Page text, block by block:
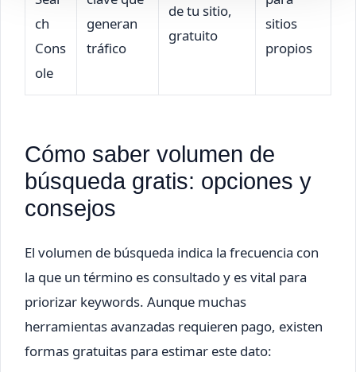
ch
Cons
ole
generan
tráfico
de tu sitio,
gratuito
sitios
propios
Cómo saber volumen de
búsqueda gratis: opciones y
consejos
El volumen de búsqueda indica la frecuencia con
la que un término es consultado y es vital para
priorizar keywords. Aunque muchas
herramientas avanzadas requieren pago, existen
formas gratuitas para estimar este dato: